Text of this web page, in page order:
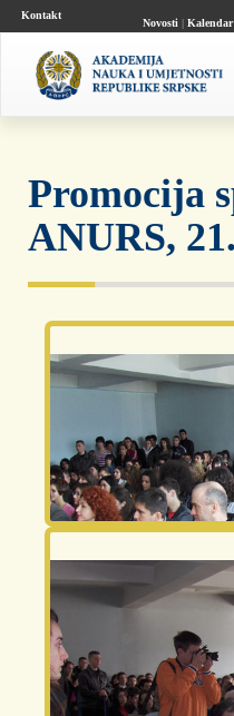
Kontakt
Novosti| Kalendar
Promocija
ANURS,